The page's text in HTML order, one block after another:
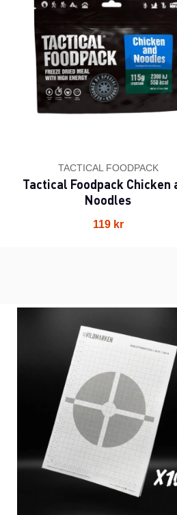
TACTICAL FOODPACK
Tactical Foodpack Chicken
Noodles
119 kr